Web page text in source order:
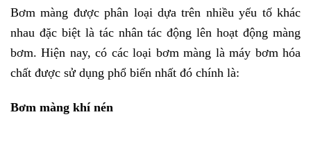
Bơm màng được phân loại dựa trên nhiều yếu tố khác
nhau đặc biệt là tác nhân tác động lên hoạt động màng
bơm. Hiện nay, có các loại bơm màng là máy bơm hóa
chất được sử dụng phổ biến nhất đó chính là:
Bơm màng khí nén